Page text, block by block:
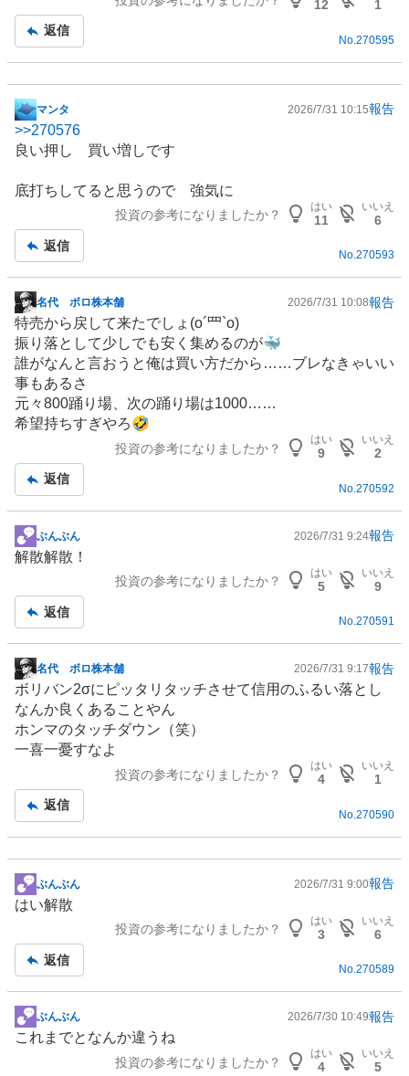
12
1
返信
No. 270595
掲
示
板
事
マンタ 2026/7/31 10:15報告
>>270576
良い押し 買い増しです
底打ちしてると思うので 強気に
投資の参考になりましたか？
はい
11
いいえ
6
返信
No.270593
掲
示
板
記
事
名代 ボロ株本舗 2026/7/31 10:08報告
特売から戻して来たでしょ(o´罒`o)
振り落として少しでも安く集めるのが🐳
誰がなんと言おうと俺は買い方だから……ブレなきゃいい
事もあるさ
元々800踊り場、次の踊り場は1000……
希望持ちすぎやろ🤣
投資の参考になりましたか？
はい
9
いいえ
2
返信
No. 270592
掲
示
事
ぶんぶん 2026/7/31 9:24報告
解散解散！
投資の参考になりましたか？
はい
5
いいえ
9
返信
No.270591
掲
示
板
記
名代 ボロ株本舗 2026/7/31 9:17報告
ボリバン2σにピッタリタッチさせて信用のふるい落とし
なんか良くあることやん
ホンマのタッチダウン（笑）
一喜一憂すなよ
投資の参考になりましたか？
はい
4
いいえ
1
返信
No. 270590
掲
示
事
ぶんぶん 2026/7/31 9:00報告
はい解散
投資の参考になりましたか？
はい
3
いいえ
6
返信
No.270589
掲
示
ぶんぶん 2026/7/30 10:49報告
これまでとなんか違うね
投資の参考になりましたか？
はい
4
いいえ
5